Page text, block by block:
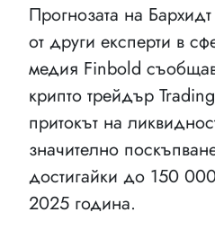
Прогнозата на
от други експерти в
медия Finbold
крипто трейдър
притокът на
значително
достигайки до 150
2025 година.